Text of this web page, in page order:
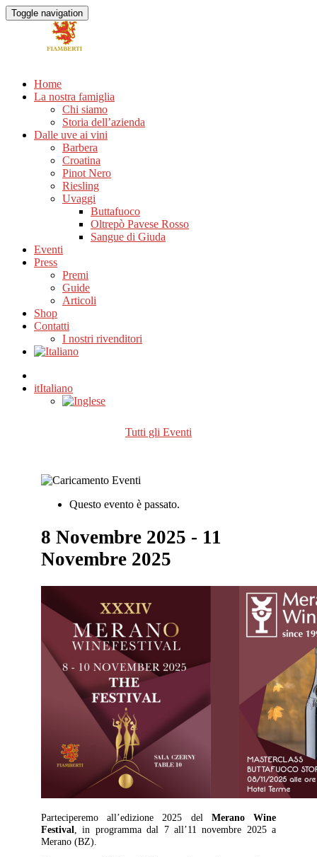
Toggle navigation
Home
La nostra famiglia
Chi siamo
Storia dell’azienda
Dalle uve ai vini
Barbera
Croatina
Pinot Nero
Riesling
Uvaggi
Buttafuoco
Oltrepò Pavese Rosso
Sangue di Giuda
Eventi
Press
Premi
Guide
Articoli
Shop
Contatti
I nostri rivenditori
itItaliano
Tutti gli Eventi
Questo evento è passato.
8 Novembre 2025 - 11
Novembre 2025
Parteciperemo all’edizione 2025 del Merano Wine
Festival , in programma dal 7 all’11 novembre 2025 a
Merano (BZ).